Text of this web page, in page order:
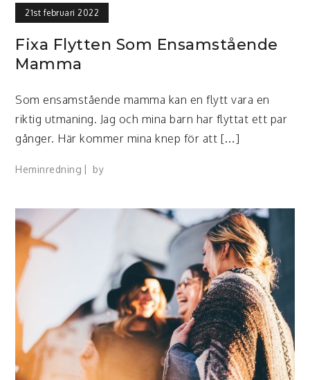
21st februari 2022
Fixa Flytten Som Ensamstående
Mamma
Som ensamstående mamma kan en flytt vara en
riktig utmaning. Jag och mina barn har flyttat ett par
gånger. Här kommer mina knep för att […]
Heminredning by